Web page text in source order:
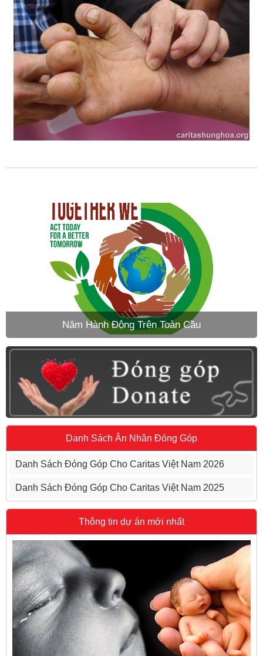
Năm Hành Động Trên Toàn Cầu
Danh Sách Ân Nhân Đóng Góp
Danh Sách Đóng Góp Cho Caritas Việt Nam 2026
Danh Sách Đóng Góp Cho Caritas Việt Nam 2025
Thông tin dự án mới nhất